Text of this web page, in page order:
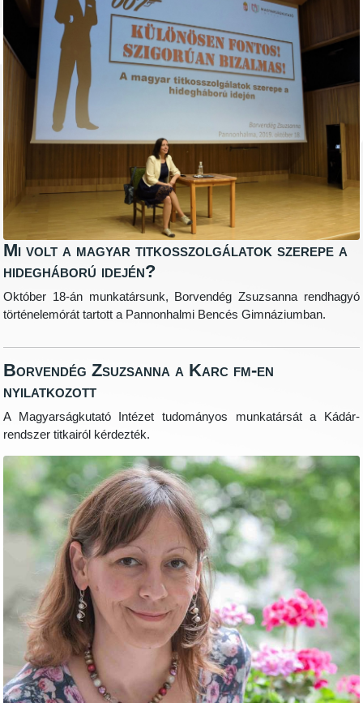
Mi volt a magyar titkosszolgálatok szerepe a
hidegháború idején?
Október 18-án munkatársunk, Borvendég Zsuzsanna rendhagyó
történelemórát tartott a Pannonhalmi Bencés Gimnáziumban.
Borvendég Zsuzsanna a Karc fm-en
nyilatkozott
A Magyarságkutató Intézet tudományos munkatársát a Kádár-
rendszer titkairól kérdezték.